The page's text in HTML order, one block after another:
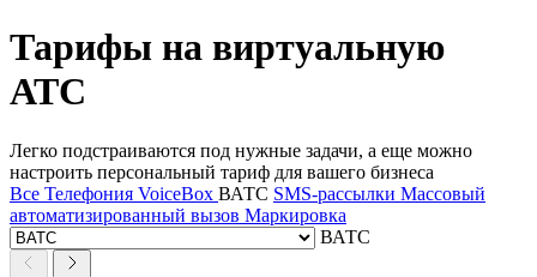
Тарифы на виртуальную
АТС
Легко подстраиваются под нужные задачи, а еще можно
настроить персональный тариф для вашего бизнеса
Все Телефония VoiceBox ВАТС SMS-рассылки Массовый
автоматизированный вызов Маркировка
ВАТС